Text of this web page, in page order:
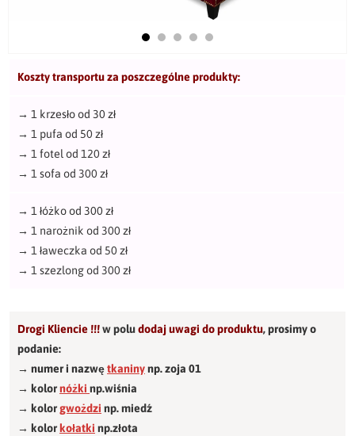
Koszty transportu za poszczególne produkty:
→ 1 krzesło od 30 zł
→ 1 pufa od 50 zł
→ 1 fotel od 120 zł
→ 1 sofa od 300 zł
→ 1 łóżko od 300 zł
→ 1 narożnik od 300 zł
→ 1 ławeczka od 50 zł
→ 1 szezlong od 300 zł
Drogi Kliencie !!!w poludodaj uwagi do produktu,prosimy o
podanie:
→ numer i nazwętkaninynp. zoja 01
→ kolornóżki np.wiśnia
→ kolorgwożdzi np. miedź
→ kolorkołatki np.złota